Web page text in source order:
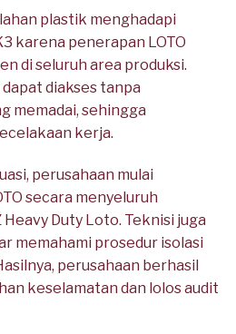
plastik menghadapi
karena penerapan LOTO
di seluruh area produksi.
diakses tanpa
memadai, sehingga
kerja.
perusahaan mulai
secara menyeluruh
Duty Loto. Teknisi juga
memahami prosedur isolasi
perusahaan berhasil
keselamatan dan lolos audit